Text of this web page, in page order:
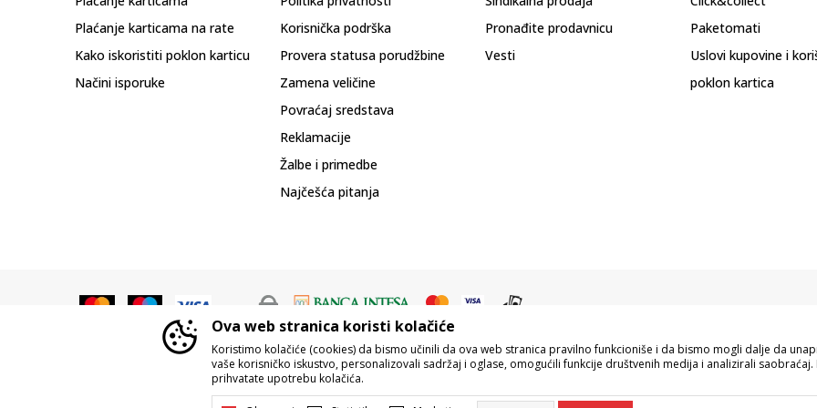
Plaćanje karticama na rate
Kako iskoristiti poklon karticu
Načini isporuke
Korisnička podrška
Provera statusa porudžbine
Zamena veličine
Povraćaj sredstava
Reklamacije
Žalbe i primedbe
Najčešća pitanja
Pronađite prodavnicu
Vesti
Paketomati
Uslovi kupovine i
poklon kartica
Nastojimo da budemo što precizniji u opisu proizvoda, prikazu slika i samih cena, ali ne možemo garantovati da su
Svi artikli prikazani na sajtu su deo naše ponude i ne podrazumeva da su dostupni u svakom trenutku.
Ova web stranica koristi kolačiće
Koristimo kolačiće (cookies) da bismo učinili da ova web stranica pravilno funkcioniše i da bismo mogli dalje da
vaše korisničko iskustvo, personalizovali sadržaj i oglase, omogućili funkcije društvenih medija i analizirali
prihvatate upotrebu kolačića.